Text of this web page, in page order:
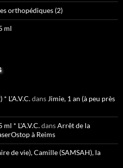
orthopédiques (2)
ml
L'A.V.C.dans Jimie, 1 an (à peu près
* L'A.V.C.dansArrêt de la
à Reims
de vie), Camille (SAMSAH), la